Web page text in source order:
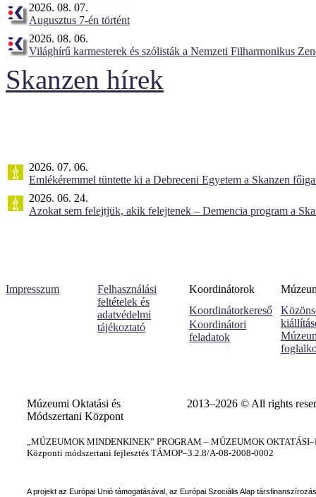
2026. 08. 07.
Augusztus 7-én történt
2026. 08. 06.
Világhírű karmesterek és szólisták a Nemzeti Filharmonikus
Skanzen hírek
2026. 07. 06.
Emlékéremmel tüntette ki a Debreceni Egyetem a Skanzen
2026. 06. 24.
Azokat sem felejtjük, akik felejtenek – Demencia program a
Impresszum
Felhasználási
feltételek és
adatvédelmi
tájékoztató
Koordinátorok
Koordinátorkereső
Koordinátori
feladatok
Múzeumi Oktatási és
Módszertani Központ
2013–2026 © All rights
„MÚZEUMOK MINDENKINEK” PROGRAM – MÚZEUMOK
Központi módszertani fejlesztés TÁMOP–3.2.8/A-08-2008-0002
A projekt az Európai Unió támogatásával, az Európai Szociális Alap